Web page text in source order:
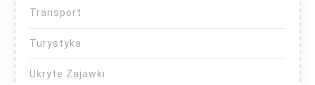
Transport
Turystyka
Ukryte Zajawki